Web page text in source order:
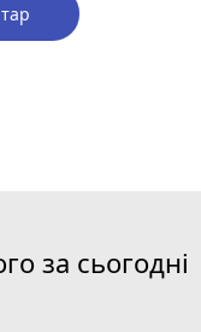
за сьогодні